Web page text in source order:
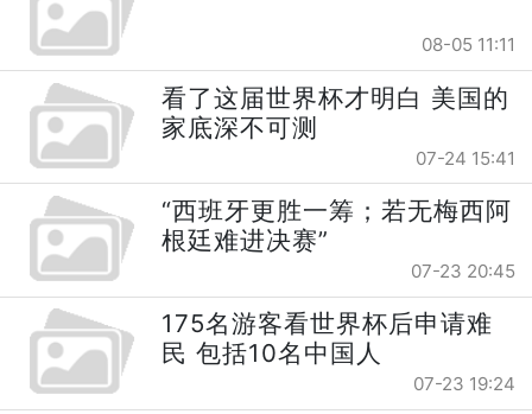
08-05 11:11
看了这届世界杯才明白 美国的
家底深不可测
07-24 15:41
“西班牙更胜一筹；若无梅西阿
根廷难进决赛”
07-23 20:45
175名游客看世界杯后申请难
民 包括10名中国人
07-23 19:24